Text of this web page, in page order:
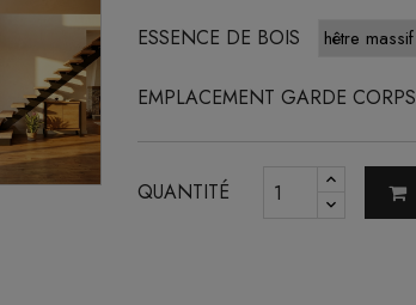
ESSENCE DE BOIS
EMPLACEMENT GARDE CORPS
QUANTITÉ